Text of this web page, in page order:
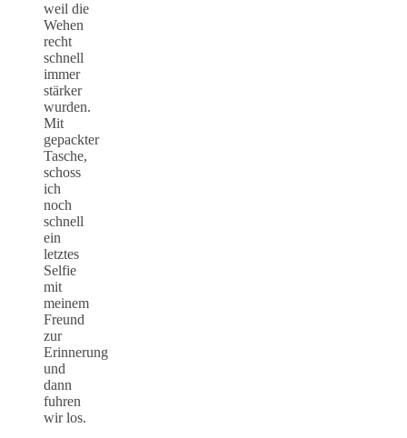
weil die
Wehen
recht
schnell
immer
stärker
wurden.
Mit
gepackter
Tasche,
schoss
ich
noch
schnell
ein
letztes
Selfie
mit
meinem
Freund
zur
Erinnerung
und
dann
fuhren
wir los.